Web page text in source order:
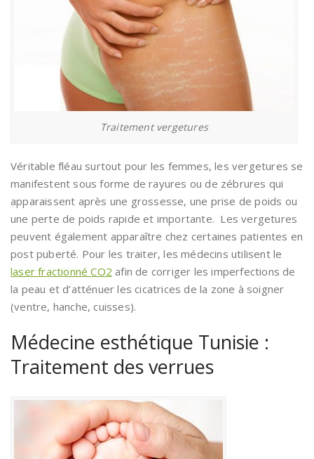
Traitement vergetures
Véritable fléau surtout pour les femmes, les vergetures se
manifestent sous forme de rayures ou de zébrures qui
apparaissent après une grossesse, une prise de poids ou
une perte de poids rapide et importante. Les vergetures
peuvent également apparaître chez certaines patientes en
post puberté. Pour les traiter, les médecins utilisent le
laser fractionné CO2 afin de corriger les imperfections de
la peau et d’atténuer les cicatrices de la zone à soigner
(ventre, hanche, cuisses).
Médecine esthétique Tunisie :
Traitement des verrues